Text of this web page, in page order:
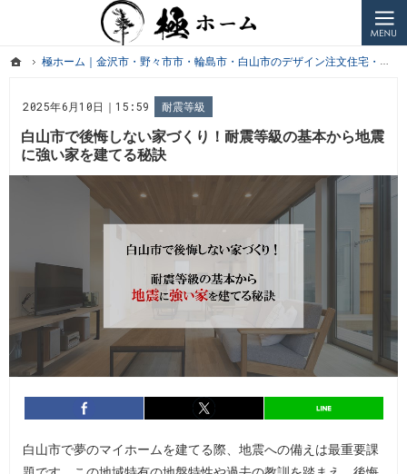
極ホーム｜金沢市・野々市市・輪島市・白山市のデザイン注文住宅・高気密高断熱住宅・ペットと暮らす家・リフォームを手がける工務店のお役立ちコラム
2025年6月10日｜15:59 耐震等級
白山市で後悔しない家づくり！耐震等級の基本から地震
に強い家を建てる秘訣
プロの目線からご提案。金沢市・野々市・白山市・かほく市などのデザイン注文住宅・高気密高
極ホームコラム｜金沢市・野々市市・白山市・かほく市などの新築戸建・注文住宅、ペットと暮ら
entry692 entry692
白山市で夢のマイホームを建てる際、地震への備えは最重要課
ホーム
極ホーム｜金沢市・野々市市・輪島市・白山市のデザイン注文住宅・高気密高断熱住宅・ペットと暮らす家・リフォームを手がける工務店のお役立ちコラム